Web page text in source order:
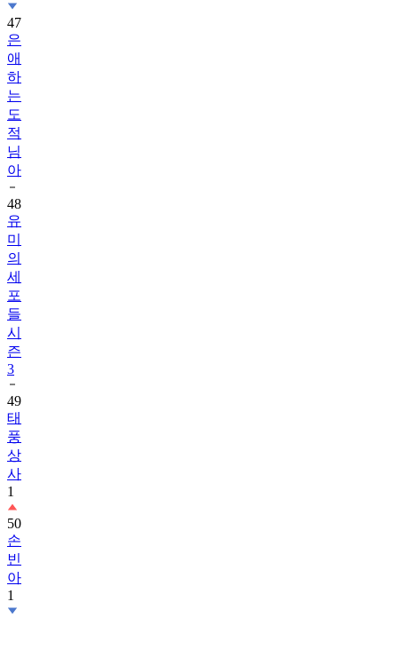
47
은
애
하
는
도
적
님
아
48
유
미
의
세
포
들
시
즌
3
49
태
풍
상
사
1
50
손
빈
아
1